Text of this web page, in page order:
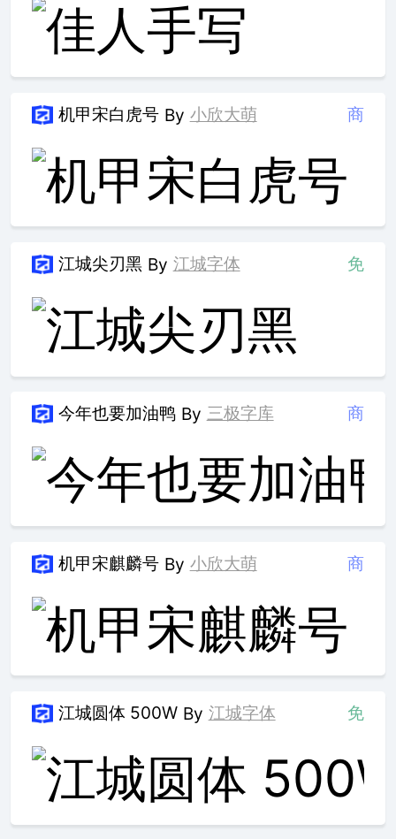
机甲宋白虎号 By 小欣大萌 商
江城尖刃黑 By 江城字体 免
今年也要加油鸭 By 三极字库 商
机甲宋麒麟号 By 小欣大萌 商
江城圆体 500W By 江城字体 免